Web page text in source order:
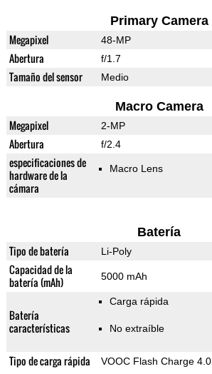
Primary Camera
Megapixel 48-MP
Abertura f/1.7
Tamaño del sensor Medio
Macro Camera
Megapixel 2-MP
Abertura f/2.4
especificaciones de
hardware de la
cámara
Macro Lens
Batería
Tipo de batería Li-Poly
Capacidad de la
batería (mAh)
5000 mAh
Batería
características
Carga rápida
No extraíble
Tipo de carga rápida VOOC Flash Charge 4.0